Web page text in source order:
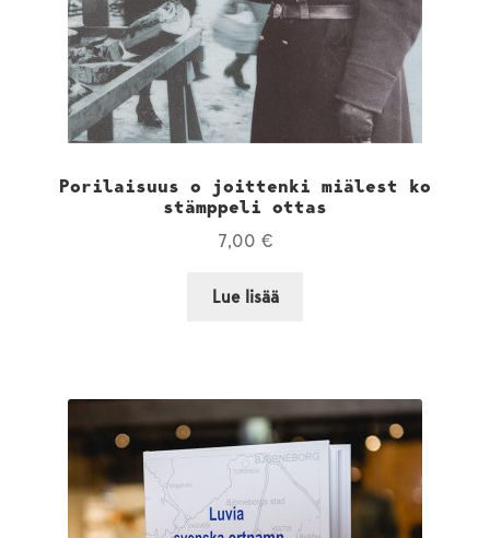
Porilaisuus o joittenki miälest ko
stämppeli ottas
7,00 €
Lue lisää